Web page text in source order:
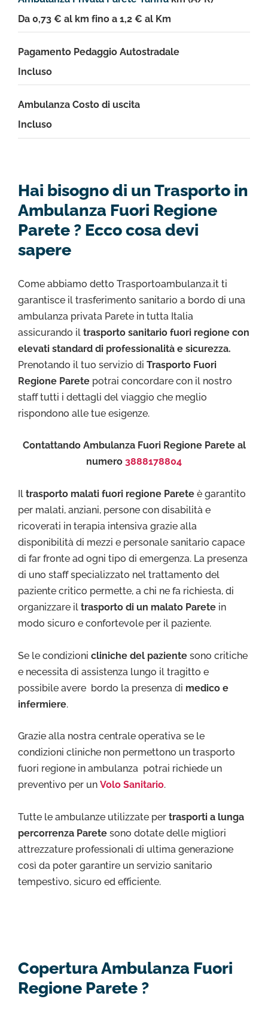
Da 0,73 € al km fino a 1,2 € al Km
Pagamento Pedaggio Autostradale
Incluso
Ambulanza Costo di uscita
Incluso
Hai bisogno di un Trasporto in
Ambulanza Fuori Regione
Parete ? Ecco cosa devi
sapere
Come abbiamo detto Trasportoambulanza.it ti
garantisce il trasferimento sanitario a bordo di una
ambulanza privata Parete in tutta Italia
assicurando il trasporto sanitario fuori regione con
elevati standard di professionalità e sicurezza.
Prenotando il tuo servizio di Trasporto Fuori
Regione Parete potrai concordare con il nostro
staff tutti i dettagli del viaggio che meglio
rispondono alle tue esigenze.
Contattando Ambulanza Fuori Regione Parete al
numero 3888178804
Il trasporto malati fuori regione Parete è garantito
per malati, anziani, persone con disabilità e
ricoverati in terapia intensiva grazie alla
disponibilità di mezzi e personale sanitario capace
di far fronte ad ogni tipo di emergenza. La presenza
di uno staff specializzato nel trattamento del
paziente critico permette, a chi ne fa richiesta, di
organizzare il trasporto di un malato Parete in
modo sicuro e confortevole per il paziente.
Se le condizioni cliniche del paziente sono critiche
e necessita di assistenza lungo il tragitto e
possibile avere bordo la presenza di medico e
infermiere.
Grazie alla nostra centrale operativa se le
condizioni cliniche non permettono un trasporto
fuori regione in ambulanza potrai richiede un
preventivo per un Volo Sanitario.
Tutte le ambulanze utilizzate per trasporti a lunga
percorrenza Parete sono dotate delle migliori
attrezzature professionali di ultima generazione
così da poter garantire un servizio sanitario
tempestivo, sicuro ed efficiente.
Copertura Ambulanza Fuori
Regione Parete ?